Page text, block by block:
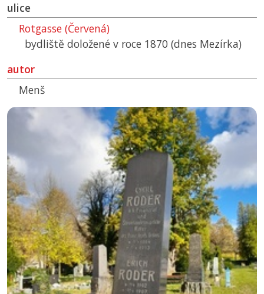
ulice
Rotgasse (Červená)
bydliště doložené v roce 1870 (dnes Mezírka)
autor
Menš